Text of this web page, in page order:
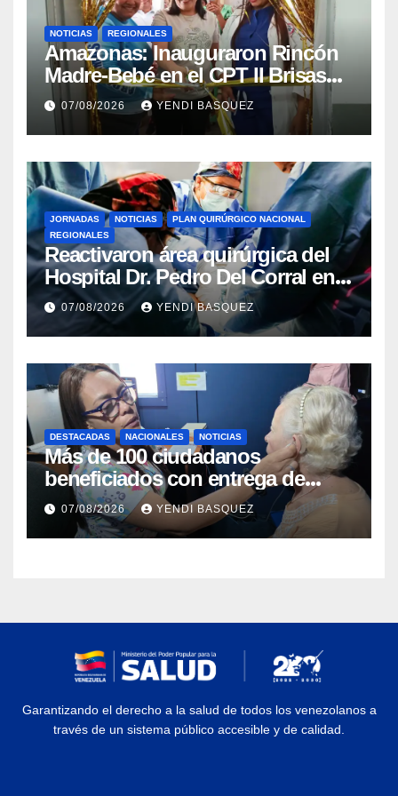
NOTICIAS REGIONALES
​Amazonas: Inauguraron Rincón
Madre-Bebé en el CPT II Brisas
del Aeropuerto ​Inauguraron
Rincón
07/08/2026 YENDI BASQUEZ
JORNADAS NOTICIAS
PLAN QUIRÚRGICO NACIONAL
REGIONALES
Reactivaron área quirúrgica del
Hospital Dr. Pedro Del Corral en
Guárico
07/08/2026 YENDI BASQUEZ
DESTACADAS NACIONALES NOTICIAS
Más de 100 ciudadanos
beneficiados con entrega de
prótesis auditivas en el Centro de
Rehabilitación J.J. Arvelo
07/08/2026 YENDI BASQUEZ
Garantizando el derecho a la salud de todos los venezolanos a
través de un sistema público accesible y de calidad.